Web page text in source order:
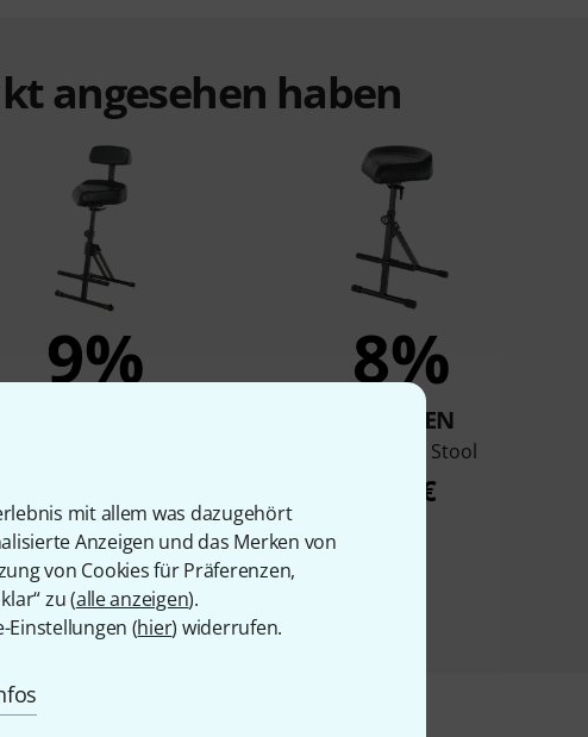
mit allem was dazugehört
Anzeigen und das Merken von
von Cookies für Präferenzen,
zu (alle anzeigen).
Einstellungen (hier) widerrufen.
angesehen haben
9% 8%
KAUFTEN
K&M 14045 Stool
169 €